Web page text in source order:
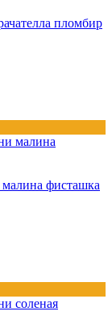
пломбир
малина фисташка